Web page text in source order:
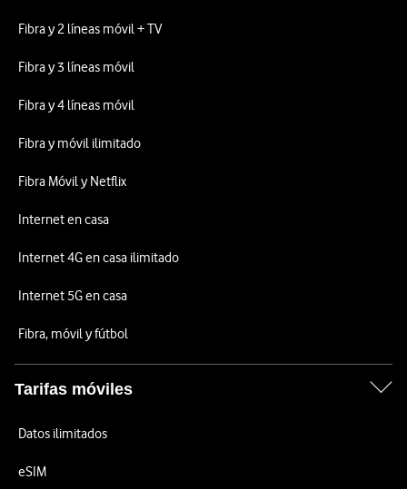
Fibra y 2 líneas móvil + TV
Fibra y 3 líneas móvil
Fibra y 4 líneas móvil
Fibra y móvil ilimitado
Fibra Móvil y Netflix
Internet en casa
Internet 4G en casa ilimitado
Internet 5G en casa
Fibra, móvil y fútbol
Tarifas móviles
Datos ilimitados
eSIM